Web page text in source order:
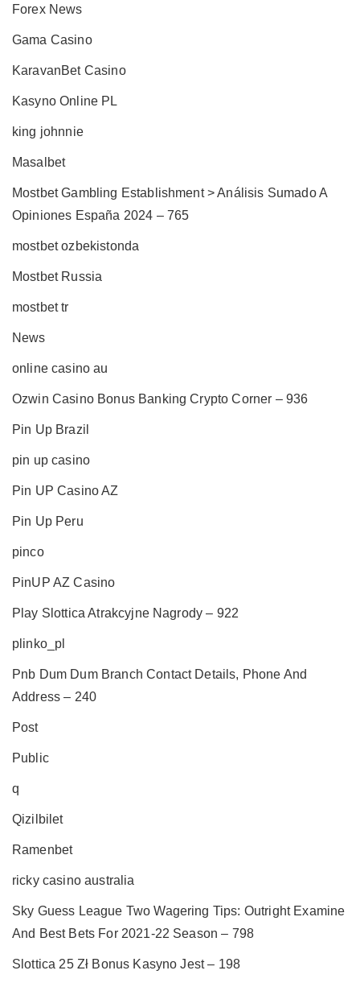
Forex News
Gama Casino
KaravanBet Casino
Kasyno Online PL
king johnnie
Masalbet
Mostbet Gambling Establishment > Análisis Sumado A
Opiniones España 2024 – 765
mostbet ozbekistonda
Mostbet Russia
mostbet tr
News
online casino au
Ozwin Casino Bonus Banking Crypto Corner – 936
Pin Up Brazil
pin up casino
Pin UP Casino AZ
Pin Up Peru
pinco
PinUP AZ Casino
Play Slottica Atrakcyjne Nagrody – 922
plinko_pl
Pnb Dum Dum Branch Contact Details, Phone And
Address – 240
Post
Public
q
Qizilbilet
Ramenbet
ricky casino australia
Sky Guess League Two Wagering Tips: Outright Examine
And Best Bets For 2021-22 Season – 798
Slottica 25 Zł Bonus Kasyno Jest – 198